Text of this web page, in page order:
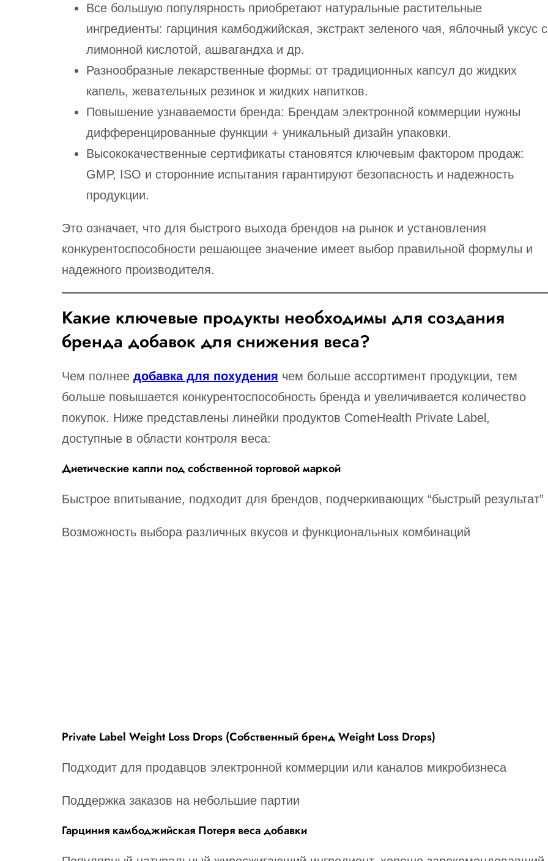
Все большую популярность приобретают натуральные растительные
ингредиенты: гарциния камбоджийская, экстракт зеленого чая, яблочный уксус с
лимонной кислотой, ашвагандха и др.
Разнообразные лекарственные формы: от традиционных капсул до жидких
капель, жевательных резинок и жидких напитков.
Повышение узнаваемости бренда: Брендам электронной коммерции нужны
дифференцированные функции + уникальный дизайн упаковки.
Высококачественные сертификаты становятся ключевым фактором продаж:
GMP, ISO и сторонние испытания гарантируют безопасность и надежность
продукции.
Это означает, что для быстрого выхода брендов на рынок и установления
конкурентоспособности решающее значение имеет выбор правильной формулы и
надежного производителя.
Какие ключевые продукты необходимы для создания
бренда добавок для снижения веса?
Чем полнее добавка для похудения чем больше ассортимент продукции, тем
больше повышается конкурентоспособность бренда и увеличивается количество
покупок. Ниже представлены линейки продуктов ComeHealth Private Label,
доступные в области контроля веса:
Диетические капли под собственной торговой маркой
Быстрое впитывание, подходит для брендов, подчеркивающих “быстрый результат”
Возможность выбора различных вкусов и функциональных комбинаций
Private Label Weight Loss Drops (Собственный бренд Weight Loss Drops)
Подходит для продавцов электронной коммерции или каналов микробизнеса
Поддержка заказов на небольшие партии
Гарциния камбоджийская Потеря веса добавки